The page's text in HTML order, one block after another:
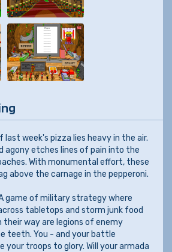
last week's pizza lies heavy in the air.
agony etches lines of pain into the
With monumental effort, these
above the carnage in the pepperoni.
game of military strategy where
tabletops and storm junk food
their way are legions of enemy
teeth. You - and your battle
troops to glory. Will your armada